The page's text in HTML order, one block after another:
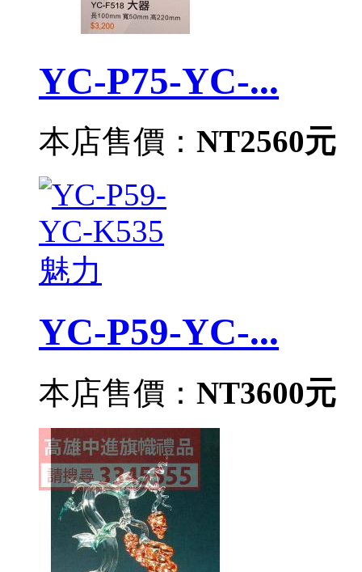
YC-P75-YC-...
本店售價： NT2560元
YC-P59-YC-...
本店售價： NT3600元